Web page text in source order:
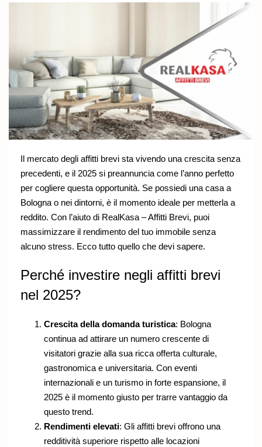
Il mercato degli affitti brevi sta vivendo una crescita senza
precedenti, e il 2025 si preannuncia come l’anno perfetto
per cogliere questa opportunità. Se possiedi una casa a
Bologna o nei dintorni, è il momento ideale per metterla a
reddito. Con l’aiuto di RealKasa – Affitti Brevi, puoi
massimizzare il rendimento del tuo immobile senza
alcuno stress. Ecco tutto quello che devi sapere.
Perché investire negli affitti brevi
nel 2025?
Crescita della domanda turistica: Bologna
continua ad attirare un numero crescente di
visitatori grazie alla sua ricca offerta culturale,
gastronomica e universitaria. Con eventi
internazionali e un turismo in forte espansione, il
2025 è il momento giusto per trarre vantaggio da
questo trend.
Rendimenti elevati: Gli affitti brevi offrono una
redditività superiore rispetto alle locazioni